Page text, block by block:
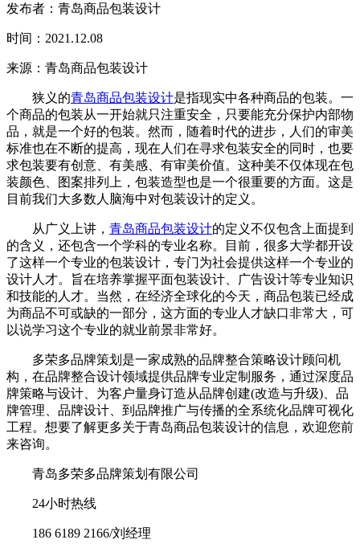
发布者：青岛商品包装设计
时间：2021.12.08
来源：青岛商品包装设计
狭义的青岛商品包装设计是指现实中各种商品的包装。一
个商品的包装从一开始就只注重安全，只要能充分保护内部物
品，就是一个好的包装。然而，随着时代的进步，人们的审美
标准也在不断的提高，现在人们在寻求包装安全的同时，也要
求包装要有创意、有美感、有审美价值。这种美不仅体现在包
装颜色、图案排列上，包装造型也是一个很重要的方面。这是
目前我们大多数人脑海中对包装设计的定义。
从广义上讲， 青岛商品包装设计的定义不仅包含上面提到
的含义，还包含一个学科的专业名称。目前，很多大学都开设
了这样一个专业的包装设计，专门为社会提供这样一个专业的
设计人才。旨在培养掌握平面包装设计、广告设计等专业知识
和技能的人才。当然，在经济全球化的今天，商品包装已经成
为商品不可或缺的一部分，这方面的专业人才缺口非常大，可
以说学习这个专业的就业前景非常好。
多荣多品牌策划是一家成熟的品牌整合策略设计顾问机
构，在品牌整合设计领域提供品牌专业定制服务，通过深度品
牌策略与设计、为客户量身订造从品牌创建(改造与升级)、品
牌管理、品牌设计、到品牌推广与传播的全系统化品牌可视化
工程。想要了解更多关于青岛商品包装设计的信息，欢迎您前
来咨询。
青岛多荣多品牌策划有限公司
24小时热线
186 6189 2166/刘经理